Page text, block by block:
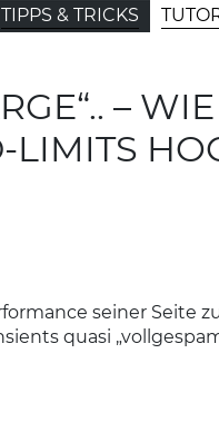
TIPPS & TRICKS
–
LIMITS
seiner Seite
quasi